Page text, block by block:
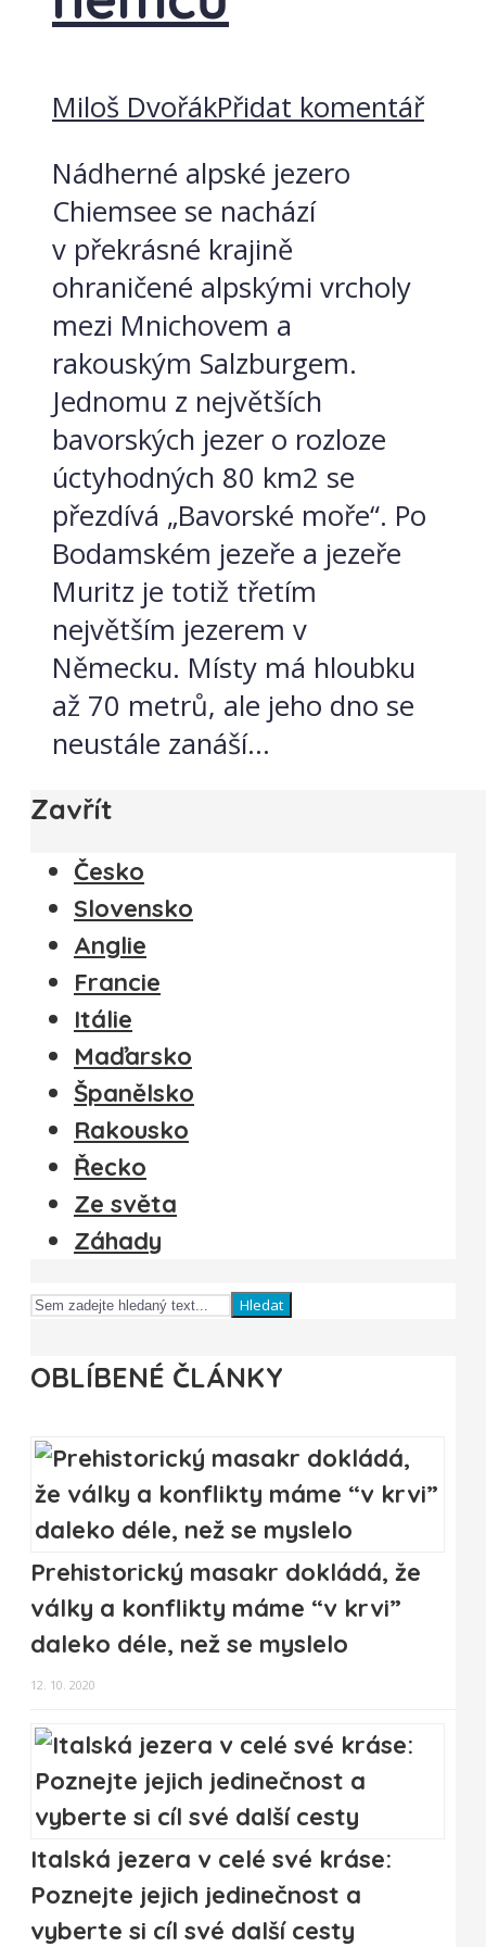
Miloš DvořákPřidat komentář
Nádherné alpské jezero
Chiemsee se nachází
v překrásné krajině
ohraničené alpskými vrcholy
mezi Mnichovem a
rakouským Salzburgem.
Jednomu z největších
bavorských jezer o rozloze
úctyhodných 80 km2 se
přezdívá „Bavorské moře“. Po
Bodamském jezeře a jezeře
Muritz je totiž třetím
největším jezerem v
Německu. Místy má hloubku
až 70 metrů, ale jeho dno se
neustále zanáší...
Zavřít
Česko
Slovensko
Anglie
Francie
Itálie
Maďarsko
Španělsko
Rakousko
Řecko
Ze světa
Záhady
Hledat
OBLÍBENÉ ČLÁNKY
Prehistorický masakr dokládá, že
války a konflikty máme “v krvi”
daleko déle, než se myslelo
12. 10. 2020
Italská jezera v celé své kráse:
Poznejte jejich jedinečnost a
vyberte si cíl své další cesty